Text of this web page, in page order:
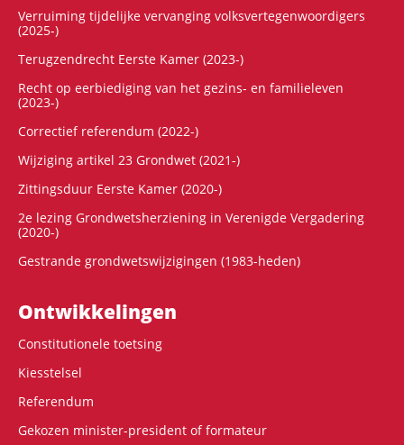
Verruiming tijdelijke vervanging volksvertegenwoordigers
(2025-)
Terugzendrecht Eerste Kamer (2023-)
Recht op eerbiediging van het gezins- en familieleven
(2023-)
Correctief referendum (2022-)
Wijziging artikel 23 Grondwet (2021-)
Zittingsduur Eerste Kamer (2020-)
2e lezing Grondwetsherziening in Verenigde Vergadering
(2020-)
Gestrande grondwetswijzigingen (1983-heden)
Ontwikke­lingen
Constitutionele toetsing
Kiesstelsel
Referendum
Gekozen minister-president of formateur